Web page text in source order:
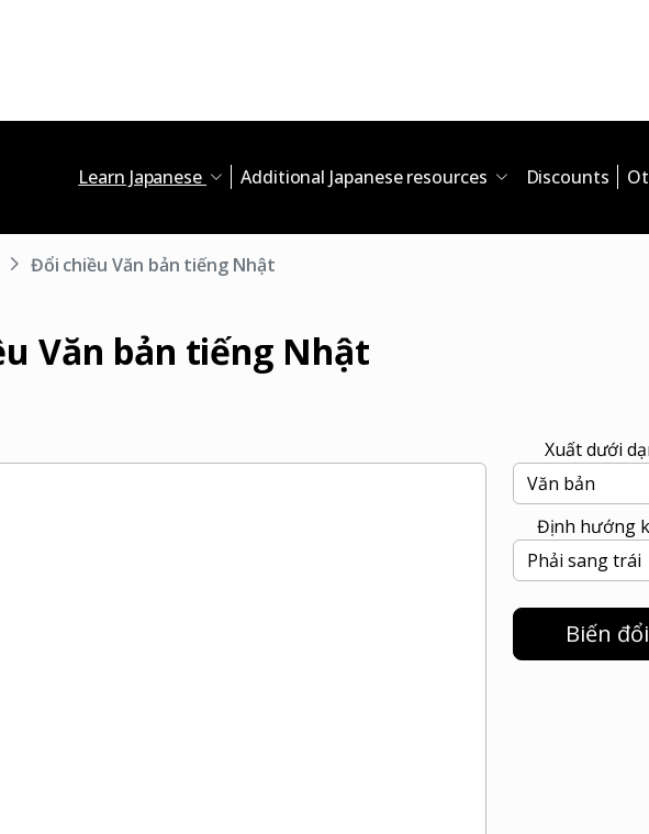
Learn Japanese Additional Japanese resources Discounts
Đổi chiều Văn bản tiếng Nhật
Văn bản tiếng Nhật
Xuất dưới
Định hướng
Biến đổi